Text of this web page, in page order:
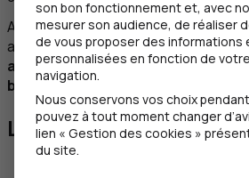
Avec laLLD, louez un ou plusieurs
association en toute sérénité.
administratives, réparations,
bénéficiez d’une offre complète.
Les avantages de la
son bon fonctionnement et, avec
mesurer son audience, de réaliser
de vous proposer des informations
personnalisées en fonction de
navigation.
Nous conservons vos choix
pouvez à tout moment changer
lien « Gestion des cookies »
du site.